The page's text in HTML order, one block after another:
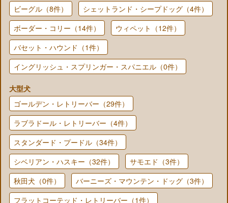
ビーグル（8件）
シェットランド・シープドッグ（4件）
ボーダー・コリー（14件）
ウィペット（12件）
バセット・ハウンド（1件）
イングリッシュ・スプリンガー・スパニエル（0件）
大型犬
ゴールデン・レトリーバー（29件）
ラブラドール・レトリーバー（4件）
スタンダード・プードル（34件）
シベリアン・ハスキー（32件）
サモエド（3件）
秋田犬（0件）
バーニーズ・マウンテン・ドッグ（3件）
フラットコーテッド・レトリーバー（1件）